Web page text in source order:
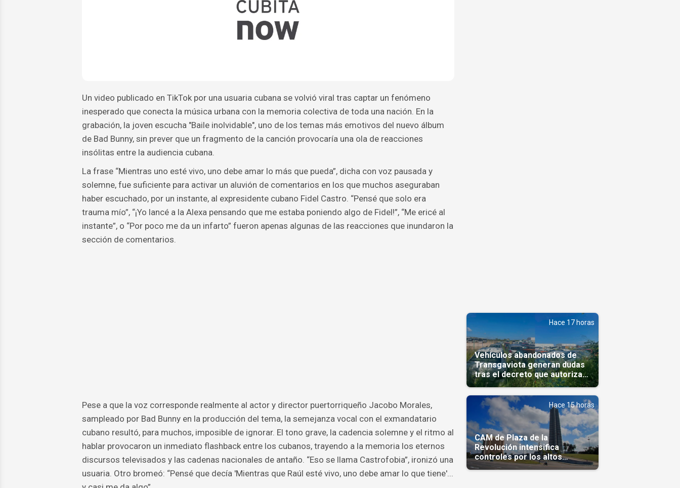
Un video publicado en TikTok por una usuaria cubana se volvió viral tras captar un fenómeno
inesperado que conecta la música urbana con la memoria colectiva de toda una nación. En la
grabación, la joven escucha "Baile inolvidable", uno de los temas más emotivos del nuevo álbum
de Bad Bunny, sin prever que un fragmento de la canción provocaría una ola de reacciones
insólitas entre la audiencia cubana.
La frase “Mientras uno esté vivo, uno debe amar lo más que pueda”, dicha con voz pausada y
solemne, fue suficiente para activar un aluvión de comentarios en los que muchos aseguraban
haber escuchado, por un instante, al expresidente cubano Fidel Castro. “Pensé que solo era
trauma mío”, “¡Yo lancé a la Alexa pensando que me estaba poniendo algo de Fidel!”, “Me ericé al
instante”, o “Por poco me da un infarto” fueron apenas algunas de las reacciones que inundaron la
sección de comentarios.
Pese a que la voz corresponde realmente al actor y director puertorriqueño Jacobo Morales,
sampleado por Bad Bunny en la producción del tema, la semejanza vocal con el exmandatario
cubano resultó, para muchos, imposible de ignorar. El tono grave, la cadencia solemne y el ritmo al
hablar provocaron un inmediato flashback entre los cubanos, trayendo a la memoria los eternos
discursos televisados y las cadenas nacionales de antaño. “Eso se llama Castrofobia”, ironizó una
usuaria. Otro bromeó: “Pensé que decía 'Mientras que Raúl esté vivo, uno debe amar lo que tiene'...
Hace 17 horas
Vehículos abandonados de
Transgaviota generan dudas
tras el decreto que autoriza
su comercialización
Hace 15 horas
CAM de Plaza de la
Revolución intensifica
controles por los altos
precios en las Mipymes